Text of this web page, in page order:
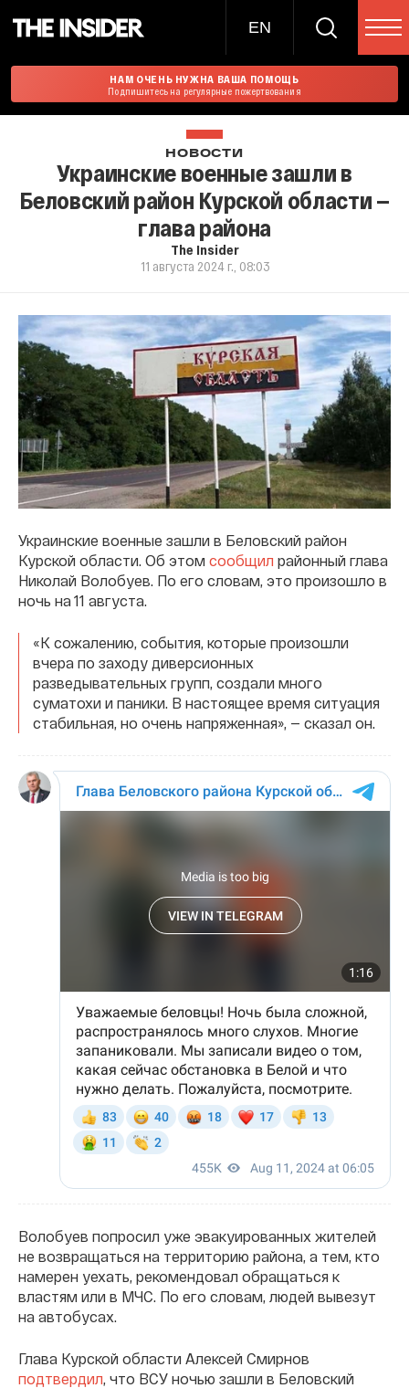
EN
НАМ ОЧЕНЬ НУЖНА ВАША ПОМОЩЬ
Подпишитесь на регулярные пожертвования
НОВОСТИ
Украинские военные зашли в
Беловский район Курской области —
глава района
The Insider
11 августа 2024 г., 08:03
Украинские военные зашли в Беловский район
Курской области. Об этом сообщил районный глава
Николай Волобуев. По его словам, это произошло в
ночь на 11 августа.
«К сожалению, события, которые произошли
вчера по заходу диверсионных
разведывательных групп, создали много
суматохи и паники. В настоящее время ситуация
стабильная, но очень напряженная», — сказал он.
Волобуев попросил уже эвакуированных жителей
не возвращаться на территорию района, а тем, кто
намерен уехать, рекомендовал обращаться к
властям или в МЧС. По его словам, людей вывезут
на автобусах.
Глава Курской области Алексей Смирнов
подтвердил , что ВСУ ночью зашли в Беловский